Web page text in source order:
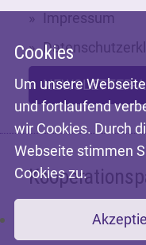
Impressum
NEWSLETTER-
Mit freundlicher
Cookies
Um unsere
und fortlaufend
wir Cookies. Durch
Webseite stimmen
Cookies zu.